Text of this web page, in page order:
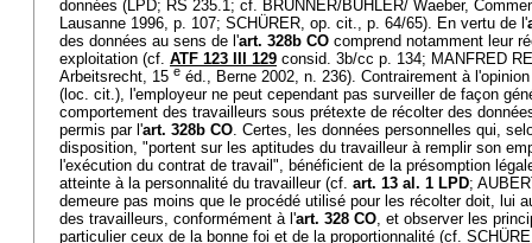
données (LPD; RS 235.1; cf. BRUNNER/BÜHLER/ Waeber,
Lausanne 1996, p. 107; SCHÜRER, op. cit., p. 64/65). En vertu de l'
des données au sens de l'art. 328b CO comprend notamment leur
exploitation (cf. ATF 123 III 129 consid. 3b/cc p. 134; MANFRED
Arbeitsrecht, 15 e éd., Berne 2002, n. 236). Contrairement à
(loc. cit.), l'employeur ne peut cependant pas surveiller de façon
comportement des travailleurs sous prétexte de récolter des
permis par l'art. 328b CO . Certes, les données personnelles qui,
disposition, "portent sur les aptitudes du travailleur à remplir son
l'exécution du contrat de travail", bénéficient de la présomption
atteinte à la personnalité du travailleur (cf. art. 13 al. 1 LPD;
demeure pas moins que le procédé utilisé pour les récolter doit, lui
des travailleurs, conformément à l'art. 328 CO , et observer les
particulier ceux de la bonne foi et de la proportionnalité (cf.